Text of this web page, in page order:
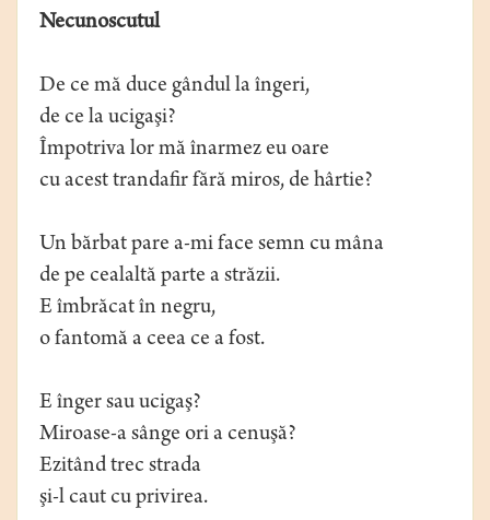
Necunoscutul
De ce mă duce gândul la îngeri,
de ce la ucigaşi?
Împotriva lor mă înarmez eu oare
cu acest trandafir fără miros, de hârtie?
Un bărbat pare a-mi face semn cu mâna
de pe cealaltă parte a străzii.
E îmbrăcat în negru,
o fantomă a ceea ce a fost.
E înger sau ucigaş?
Miroase-a sânge ori a cenuşă?
Ezitând trec strada
şi-l caut cu privirea.